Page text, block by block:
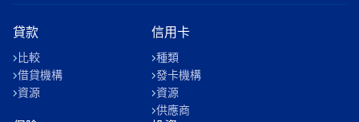
貸款
比較
借貸機構
資源
信用卡
種類
發卡機構
資源
供應商